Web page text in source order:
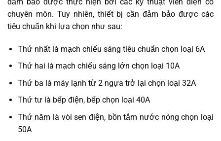
chuyên môn. Tuy nhiên, thiết bị cần đảm bảo được các
tiêu chuẩn khi lựa chọn như sau:
Thứ nhất là mạch chiếu sáng tiêu chuẩn chọn loại 6A
Thứ hai là mạch chiếu sáng lớn chọn loại 10A
Thứ ba là máy lạnh từ 2 ngựa trở lại chọn loại 32A
Thứ tư là bếp điện, bếp chọn loại 40A
Thứ năm là vòi sen điện, bồn tắm nước nóng chọn loại
50A